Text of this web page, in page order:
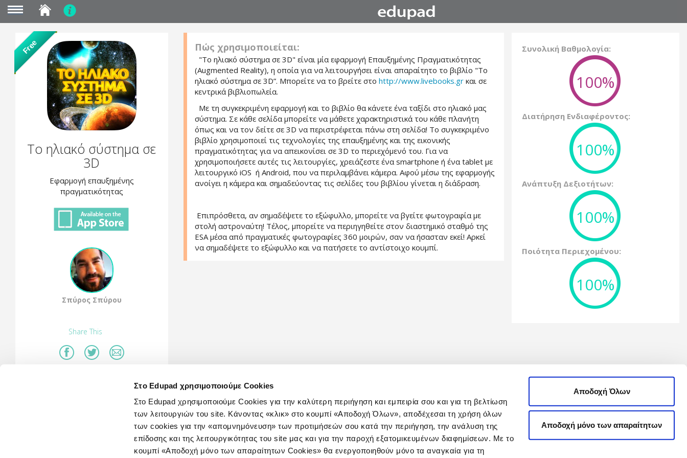
Στο Edupad χρησιμοποιούμε Cookies
Στο Edupad χρησιμοποιούμε Cookies για την καλύτερη περιήγηση και εμπειρία σου και για τη βελτίωση
των λειτουργιών του site. Κάνοντας «κλικ» στο κουμπί «Αποδοχή Όλων», αποδέχεσαι τη χρήση όλων
των cookies για την «απομνημόνευση» των προτιμήσεών σου κατά την περιήγηση, την ανάλυση της
επίδοσης και της λειτουργικότητας του site μας και για την παροχή εξατομικευμένων διαφημίσεων. Με το
κουμπί «Αποδοχή μόνο των απαραίτητων Cookies» θα ενεργοποιηθούν μόνο τα αναγκαία για τη
Αποδοχή Όλων
Αποδοχή μόνο των απαραίτητων
content
Free
Το ηλιακό σύστημα σε
3D
Εφαρμογή επαυξημένης
πραγματικότητας
Σπύρος Σπύρου
Share This
Πώς χρησιμοποιείται:
"Το ηλιακό σύστημα σε 3D" είναι μία εφαρμογή Επαυξημένης Πραγματικότητας
(Augmented Reality), η οποία για να λειτουργήσει είναι απαραίτητο το βιβλίο "Το
ηλιακό σύστημα σε 3D”. Μπορείτε να το βρείτε στο http://www.livebooks.gr και σε
κεντρικά βιβλιοπωλεία.
Με τη συγκεκριμένη εφαρμογή και το βιβλίο θα κάνετε ένα ταξίδι στο ηλιακό μας
σύστημα. Σε κάθε σελίδα μπορείτε να μάθετε χαρακτηριστικά του κάθε πλανήτη
όπως και να τον δείτε σε 3D να περιστρέφεται πάνω στη σελίδα! Το συγκεκριμένο
βιβλίο χρησιμοποιεί τις τεχνολογίες της επαυξημένης και της εικονικής
πραγματικότητας για να απεικονίσει σε 3D το περιεχόμενό του. Για να
χρησιμοποιήσετε αυτές τις λειτουργίες, χρειάζεστε ένα smartphone ή ένα tablet με
λειτουργικό iOS ή Android, που να περιλαμβάνει κάμερα. Αφού μέσω της εφαρμογής
ανοίγει η κάμερα και σημαδεύοντας τις σελίδες του βιβλίου γίνεται η διάδραση.
Επιπρόσθετα, αν σημαδέψετε το εξώφυλλο, μπορείτε να βγείτε φωτογραφία με
στολή αστροναύτη! Τέλος, μπορείτε να περιηγηθείτε στον διαστημικό σταθμό της
ESA μέσα από πραγματικές φωτογραφίες 360 μοιρών, σαν να ήσασταν εκεί! Αρκεί
να σημαδέψετε το εξώφυλλο και να πατήσετε το αντίστοιχο κουμπί.
Συνολική Βαθμολογία:
100%
Διατήρηση Ενδιαφέροντος:
100%
Ανάπτυξη Δεξιοτήτων:
100%
Ποιότητα Περιεχομένου:
100%